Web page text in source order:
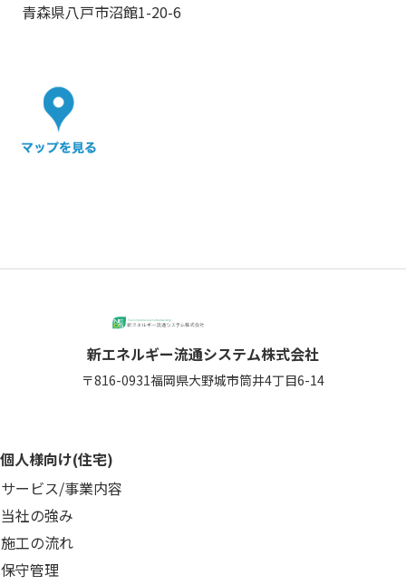
青森県八戸市沼館1-20-6
新エネルギー流通システム株式会社
〒816-0931福岡県大野城市筒井4丁目6-14
個人様向け(住宅)
サービス/事業内容
当社の強み
施工の流れ
保守管理